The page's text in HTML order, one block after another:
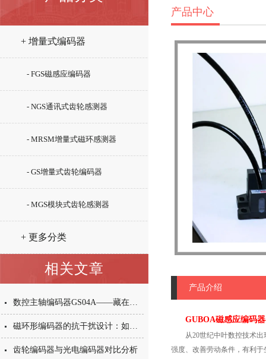
+ 增量式编码器
- FGS磁感应编码器
- NGS通讯式齿轮感测器
- MRSM增量式磁环感测器
- GS增量式齿轮编码器
- MGS模块式齿轮感测器
+ 更多分类
相关文章
数控主轴编码器GS04A——藏在机床里的“速度与位置管家”
磁环形编码器的抗干扰设计：如何应对强磁场、油污与振动挑战？
齿轮编码器与光电编码器对比分析
产品中心
产品介绍
GUBOA磁感应编码
从20世纪中叶数控技术出
强度、改善劳动条件，有利